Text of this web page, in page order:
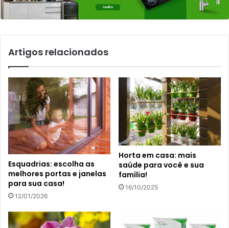
Artigos relacionados
Esquadrias: escolha as
melhores portas e janelas
para sua casa!
12/01/2026
Horta em casa: mais
saúde para você e sua
família!
16/10/2025